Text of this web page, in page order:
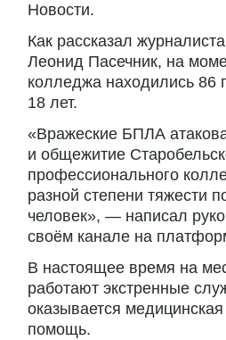
Новости.
Как рассказал
Леонид Пасечник, на
колледжа находились 86
18 лет.
«Вражеские БПЛА
и общежитие
профессионального
разной степени тяжести
человек», — написал
своём канале на
В настоящее время на
работают экстренные
оказывается
помощь.